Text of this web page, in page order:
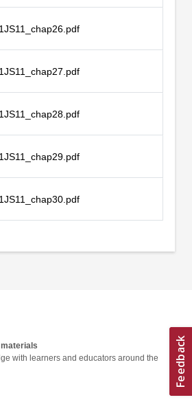
with learners and educators around the